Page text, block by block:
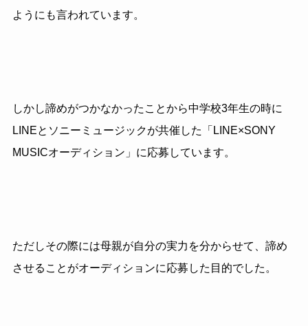
ようにも言われています。
しかし諦めがつかなかったことから中学校3年生の時に
LINEとソニーミュージックが共催した「 LINE×SONY
MUSICオーディション」に応募しています。
ただしその際には母親が自分の実力を分からせて、諦め
させることがオーディションに応募した目的でした。